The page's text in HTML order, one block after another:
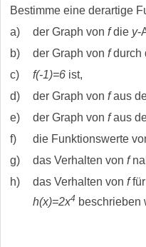
Bestimme eine derartige
a)
der Graph von fdie y-
b)
der Graph von fdurch
c)
f(-1)=6 ist,
d)
der Graph von faus
e)
der Graph von faus
f)
die Funktionswerte
g)
das Verhalten von f
h)
das Verhalten von ffür
h(x)=2x4 beschrieben